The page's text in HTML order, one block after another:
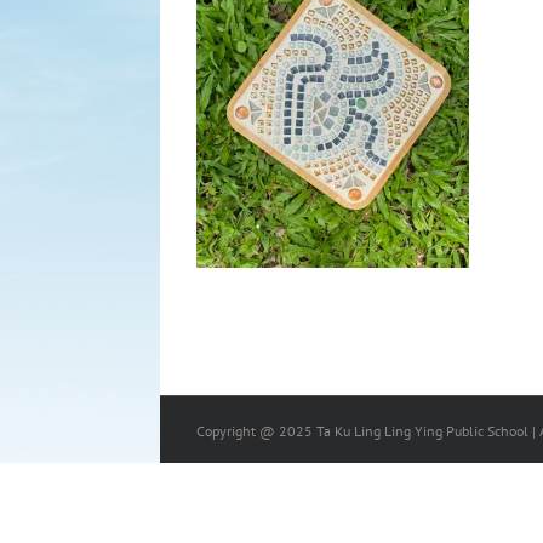
Copyright @ 2025 Ta Ku Ling Ling Ying Public School |